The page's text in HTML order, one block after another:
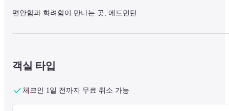
편안함과 화려함이 만나는 곳, 에드먼턴.
이곳에서만 만날 수 있는 즐거움, 따뜻한 정성과 세심한 배려로 고객
객실 타입
체크인 1일 전까지 무료 취소 가능